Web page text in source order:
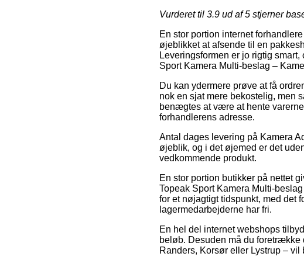
Vurderet til 3.9 ud af 5 stjerner
En stor portion internet
øjeblikket at afsende til en
Leveringsformen er jo rigtig
Sport Kamera Multi-beslag –
Du kan ydermere prøve at få
nok en sjat mere bekostelig, men
benægtes at være at hente
forhandlerens adresse.
Antal dages levering på Kamera
øjeblik, og i det øjemed er det
vedkommende produkt.
En stor portion butikker på nettet
Topeak Sport Kamera Multi-
for et nøjagtigt tidspunkt, med det
lagermedarbejderne har fri.
En hel del internet webshops
beløb. Desuden må du
Randers, Korsør eller Lystrup –